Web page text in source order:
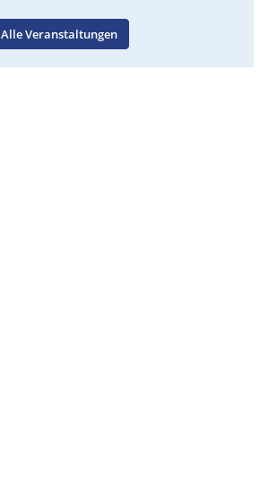
Alle Veranstaltungen